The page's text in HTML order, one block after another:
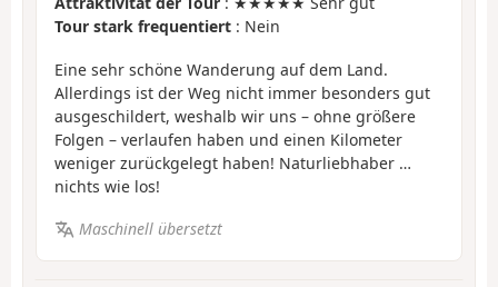
Tour stark frequentiert : Nein
Eine sehr schöne Wanderung auf dem Land.
Allerdings ist der Weg nicht immer besonders gut
ausgeschildert, weshalb wir uns – ohne größere
Folgen – verlaufen haben und einen Kilometer
weniger zurückgelegt haben! Naturliebhaber …
nichts wie los!
Maschinell übersetzt